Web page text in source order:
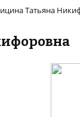
Татьяна